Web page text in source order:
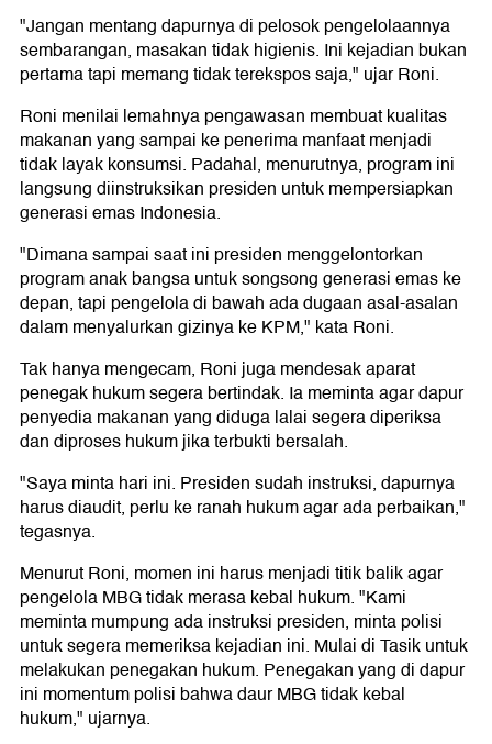
"Jangan mentang dapurnya di pelosok pengelolaannya
sembarangan, masakan tidak higienis. Ini kejadian bukan
pertama tapi memang tidak terekspos saja," ujar Roni.
Roni menilai lemahnya pengawasan membuat kualitas
makanan yang sampai ke penerima manfaat menjadi
tidak layak konsumsi. Padahal, menurutnya, program ini
langsung diinstruksikan presiden untuk mempersiapkan
generasi emas Indonesia.
"Dimana sampai saat ini presiden menggelontorkan
program anak bangsa untuk songsong generasi emas ke
depan, tapi pengelola di bawah ada dugaan asal-asalan
dalam menyalurkan gizinya ke KPM," kata Roni.
Tak hanya mengecam, Roni juga mendesak aparat
penegak hukum segera bertindak. Ia meminta agar dapur
penyedia makanan yang diduga lalai segera diperiksa
dan diproses hukum jika terbukti bersalah.
"Saya minta hari ini. Presiden sudah instruksi, dapurnya
harus diaudit, perlu ke ranah hukum agar ada perbaikan,"
tegasnya.
Menurut Roni, momen ini harus menjadi titik balik agar
pengelola MBG tidak merasa kebal hukum. "Kami
meminta mumpung ada instruksi presiden, minta polisi
untuk segera memeriksa kejadian ini. Mulai di Tasik untuk
melakukan penegakan hukum. Penegakan yang di dapur
ini momentum polisi bahwa daur MBG tidak kebal
hukum," ujarnya.